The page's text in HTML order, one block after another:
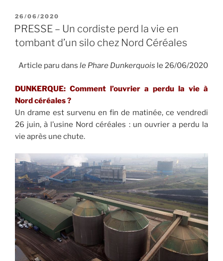
PUBLIÉ
LE
26/06/2020
PRESSE – Un cordiste perd la vie en
tombant d’un silo chez Nord Céréales
Article paru dans le Phare Dunkerquois le 26/06/2020
DUNKERQUE: Comment l’ouvrier a perdu la vie à
Nord céréales ?
Un drame est survenu en fin de matinée, ce vendredi
26 juin, à l’usine Nord céréales : un ouvrier a perdu la
vie après une chute.